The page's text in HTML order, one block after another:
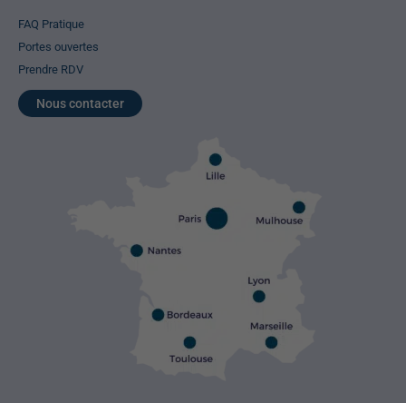
FAQ Pratique
Portes ouvertes
Prendre RDV
Nous contacter